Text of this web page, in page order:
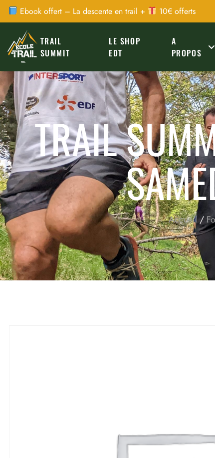
Ebook offert – La descente en trail + 10€ offerts
TRAIL
SUMMIT
LE SHOP
EDT
A
PROPOS
TRAIL
Accueil/